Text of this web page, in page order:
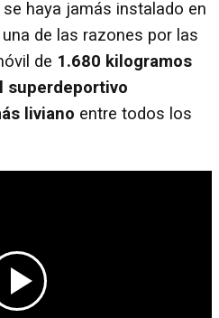
haya jamás instalado en
de las razones por las
de 1.680 kilogramos
superdeportivo
liviano entre todos los